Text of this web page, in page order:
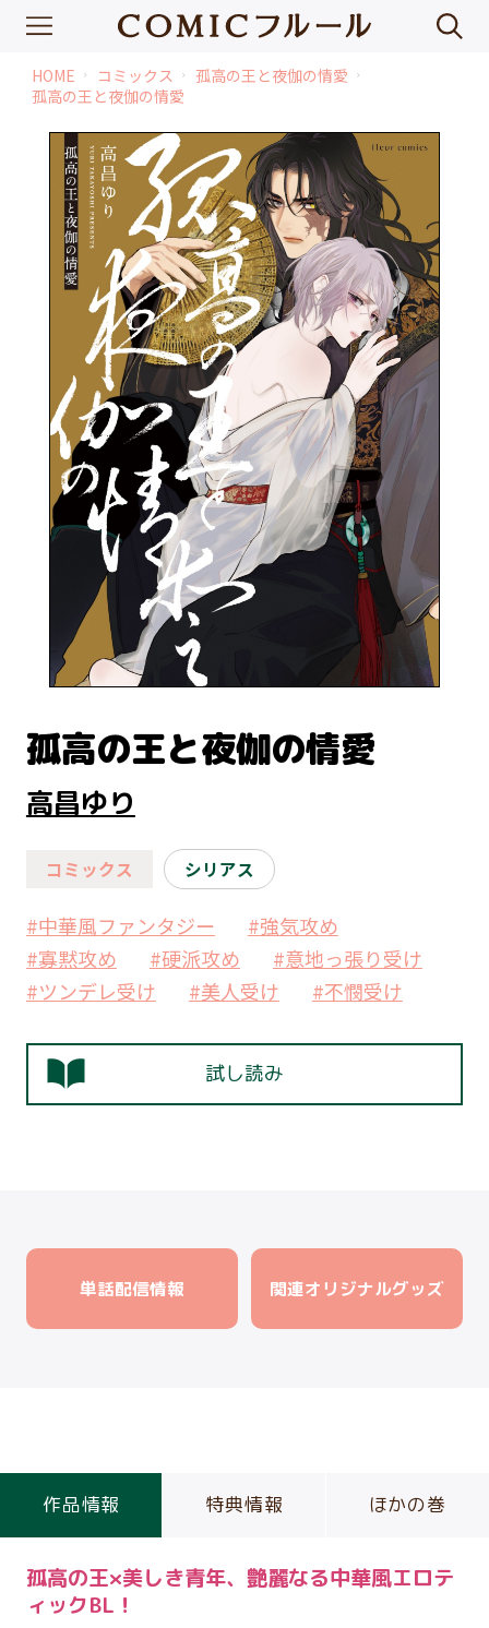
HOME chevron_right コミックス chevron_right 孤高の王と夜伽の情愛 chevron_right
孤高の王と夜伽の情愛
孤高の王と夜伽の情愛
高昌ゆり
コミックス シリアス
#中華風ファンタジー
#強気攻め
#寡黙攻め
#硬派攻め
#意地っ張り受け
#ツンデレ受け
#美人受け #不憫受け
試し読み
単話配信情報 関連オリジナルグッズ
作品情報 特典情報 ほかの巻
孤高の王×美しき青年、艶麗なる中華風エロテ
ィックBL！